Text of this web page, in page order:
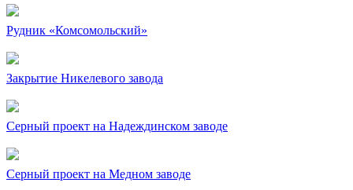
Рудник «Комсомольский»
Закрытие Никелевого завода
Серный проект на Надеждинском заводе
Серный проект на Медном заводе